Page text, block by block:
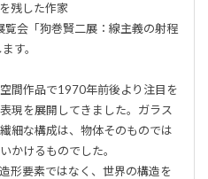
残した作家
会「狗巻賢二展：線主義の射程
す。
間作品で1970年前後より注目を
現を展開してきました。ガラス
細な構成は、物体そのものでは
かけるものでした。
形要素ではなく、世界の構造を